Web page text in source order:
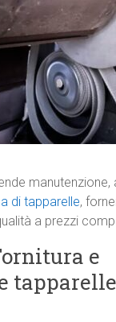
manutenzione,
di tapparelle,
a prezzi
e